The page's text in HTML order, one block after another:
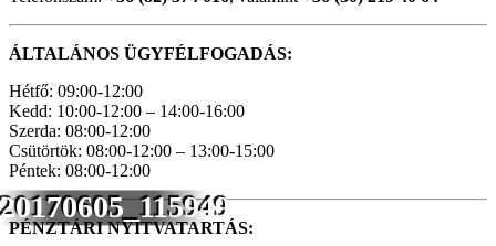
20170605_115949
ÁLTALÁNOS ÜGYFÉLFOGADÁS:
Hétfő: 09:00-12:00
Kedd: 10:00-12:00 – 14:00-16:00
Szerda: 08:00-12:00
Csütörtök: 08:00-12:00 – 13:00-15:00
Péntek: 08:00-12:00
PÉNZTÁRI NYITVATARTÁS: